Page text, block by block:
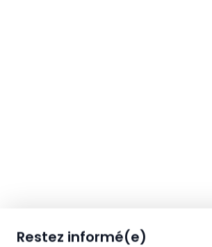
Restez informé(e)